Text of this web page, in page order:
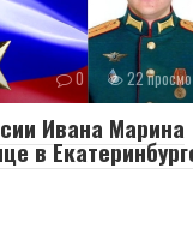
0 22
Ивана Марина
в